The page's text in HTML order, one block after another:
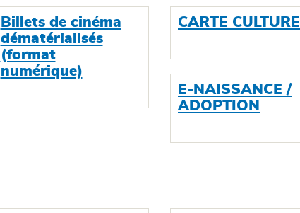
Billets de cinéma
dématérialisés
(format
numérique)
CARTE CULTURE
E-NAISSANCE /
ADOPTION